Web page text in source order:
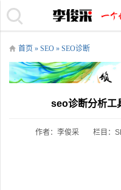
首页 » SEO » SEO诊断
seo诊断分析工
作者：李俊采 栏目：